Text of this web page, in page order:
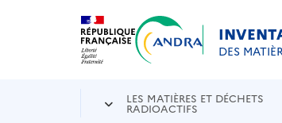
Aller au contenu principal
DES
LES MATIÈRES ET DÉCHETS
RADIOACTIFS